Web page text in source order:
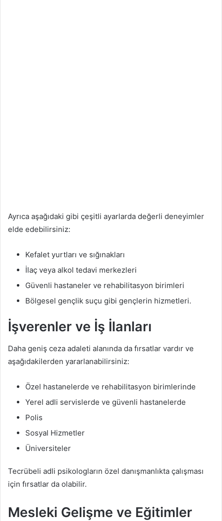
Ayrıca aşağıdaki gibi çeşitli ayarlarda değerli deneyimler
elde edebilirsiniz:
Kefalet yurtları ve sığınakları
İlaç veya alkol tedavi merkezleri
Güvenli hastaneler ve rehabilitasyon birimleri
Bölgesel gençlik suçu gibi gençlerin hizmetleri.
İşverenler ve İş İlanları
Daha geniş ceza adaleti alanında da fırsatlar vardır ve
aşağıdakilerden yararlanabilirsiniz:
Özel hastanelerde ve rehabilitasyon birimlerinde
Yerel adli servislerde ve güvenli hastanelerde
Polis
Sosyal Hizmetler
Üniversiteler
Tecrübeli adli psikologların özel danışmanlıkta çalışması
için fırsatlar da olabilir.
Mesleki Gelişme ve Eğitimler